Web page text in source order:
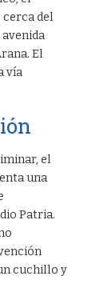
cerca del
El
vía
el
una
Patria.
cuchillo y